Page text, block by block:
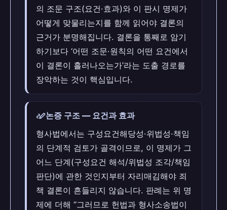
의 조문 구조(요건·효과)와 이 판시 명제가
어떻게 맞물리는지를 함께 읽어야 결론의
근거가 분명해집니다. 결론을 통째로 암기
하기보다 ‘어떤 조문·원칙의 어떤 요건에서
이 결론이 흘러나오는가’라는 도출 경로를
장악하는 것이 핵심입니다.
stylus_note논증 구조 — 요건과 효과
형사법에서는 구성요건해당성·위법성·책임
의 단계적 검토가 골격이므로, 이 명제가 그
어느 단계(구성요건 해석/위법성 조각/책임
판단)에 관한 것인지부터 자리매김해야 죄
책 결론이 흔들리지 않습니다. 판례는 위 명
제에 더해 “그러므로 헌법과 형사소송법이